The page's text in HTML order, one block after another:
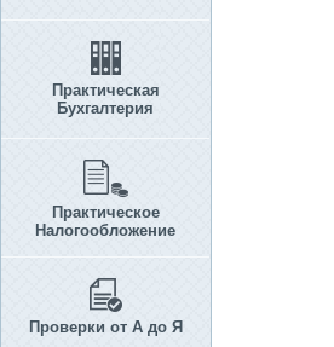
Практическая
Бухгалтерия
Практическое
Налогообложение
Проверки от А до Я